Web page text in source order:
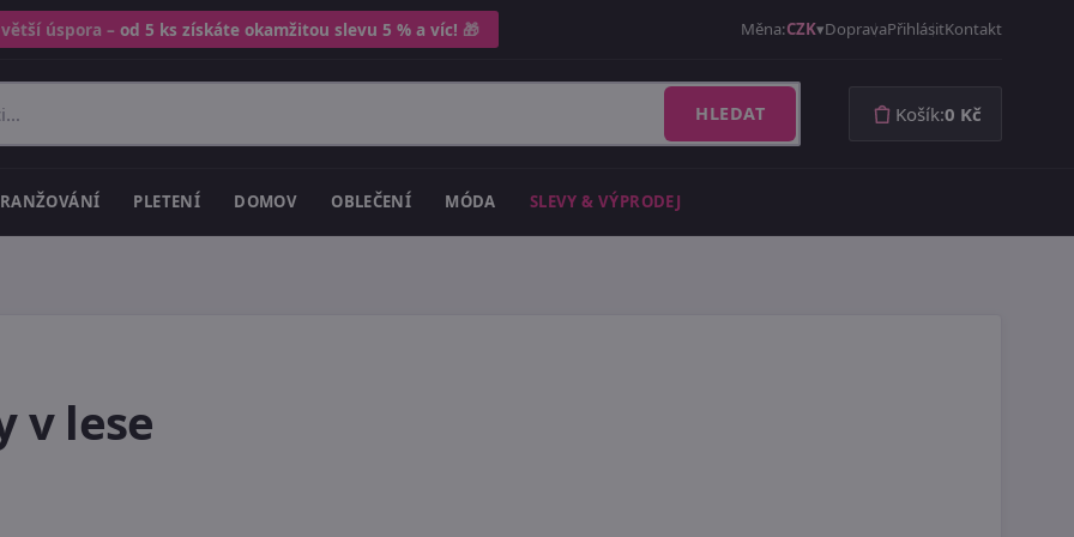
úspora – od 5 ks získáte okamžitou slevu 5 % a víc! 🎁 Měna:CZK DopravaPřihlásitKontakt
HLEDAT Košík:0 Kč
PLETENÍ DOMOV OBLEČENÍ MÓDA SLEVY & VÝPRODEJ
v lese